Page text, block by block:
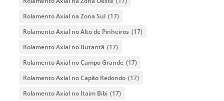
Rolamento Axial na Zona Sul (17)
Rolamento Axial no Alto de Pinheiros (17)
Rolamento Axial no Butantã (17)
Rolamento Axial no Campo Grande (17)
Rolamento Axial no Capão Redondo (17)
Rolamento Axial no Itaim Bibi (17)